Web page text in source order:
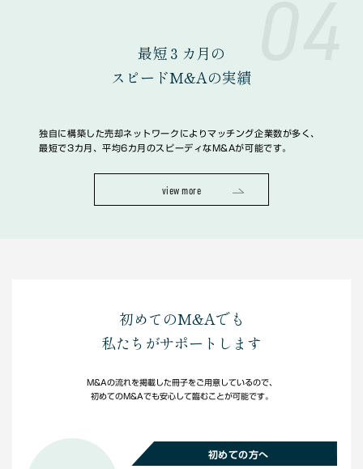
最短３カ月の
スピードM&Aの実績
独自に構築した売却ネットワークによりマッチング企業数が多く、
最短で3カ月、平均6カ月のスピーディなM&Aが可能です。
view more
初めてのM&Aでも
私たちがサポートします
M&Aの流れを掲載した冊子をご用意しているので、
初めてのM&Aでも安心して臨むことが可能です。
初めての方へ